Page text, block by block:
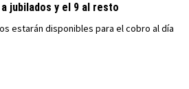
jubilados y el 9 al resto
estarán disponibles para el cobro al día